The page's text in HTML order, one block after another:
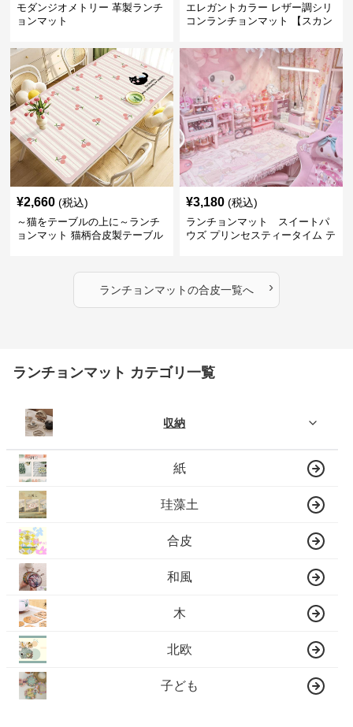
モダンジオメトリー 革製ランチ
ョンマット
エレガントカラー レザー調シリ
コンランチョンマット 【スカン
¥2,660 (税込)
～猫をテーブルの上に～ランチ
ョンマット 猫柄合皮製テーブル
トセール皆様に良さを知ってほ
しい～ ～緊急300円引き～
¥3,180 (税込)
ランチョンマット スイートパ
ウズ プリンセスティータイム テ
ランチョンマットの合皮一覧へ ›
ランチョンマット カテゴリ一覧
収納
紙
珪藻土
合皮
和風
木
北欧
子ども